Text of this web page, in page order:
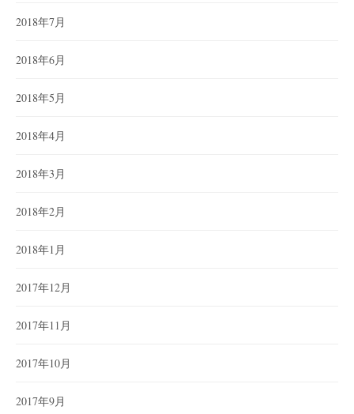
2018年7月
2018年6月
2018年5月
2018年4月
2018年3月
2018年2月
2018年1月
2017年12月
2017年11月
2017年10月
2017年9月